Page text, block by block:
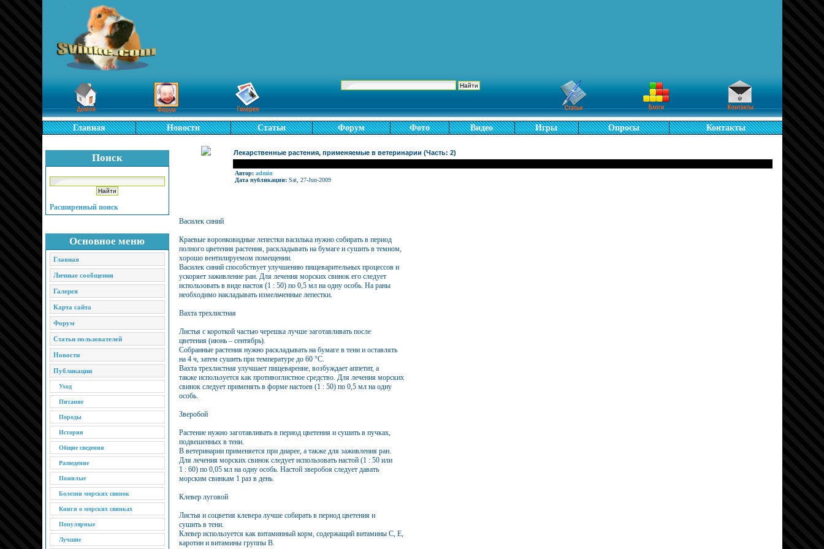
Главная Новости Статьи Форум Фото Видео Игры Опросы Контакты
Поиск
Расширенный поиск
Основное меню
Главная
Личные сообщения
Галерея
Карта сайта
Форум
Статьи пользователей
Новости
Публикации
Уход
Питание
Породы
История
Общие сведения
Разведение
Пожилые
Болезни морских свинок
Книги о морских свинках
Популярные
Лучшие
Лекарственные растения, применяемые в ветеринарии (Часть: 2)
Автор: admin
Дата публикации:Sat, 27-Jun-2009
Василек синий
Краевые воронковидные лепестки василька нужно собирать в период
полного цветения растения, раскладывать на бумаге и сушить в темном,
хорошо вентилируемом помещении.
Василек синий способствует улучшению пищеварительных процессов и
ускоряет заживление ран. Для лечения морских свинок его следует
использовать в виде настоя (1 : 50) по 0,5 мл на одну особь. На раны
необходимо накладывать измельченные лепестки.
Вахта трехлистная
Листья с короткой частью черешка лучше заготавливать после
цветения (июнь – сентябрь).
Собранные растения нужно раскладывать на бумаге в тени и оставлять
на 4 ч, затем сушить при температуре до 60 °С.
Вахта трехлистная улучшает пищеварение, возбуждает аппетит, а
также используется как противоглистное средство. Для лечения морских
свинок следует применять в форме настоев (1 : 50) по 0,5 мл на одну
особь.
Зверобой
Растение нужно заготавливать в период цветения и сушить в пучках,
подвешенных в тени.
В ветеринарии применяется при диарее, а также для заживления ран.
Для лечения морских свинок следует использовать настой (1 : 50 или
1 : 60) по 0,05 мл на одну особь. Настой зверобоя следует давать
морским свинкам 1 раз в день.
Клевер луговой
Листья и соцветия клевера лучше собирать в период цветения и
сушить в тени.
Клевер используется как витаминный корм, содержащий витамины С, Е,
каротин и витамины группы В.